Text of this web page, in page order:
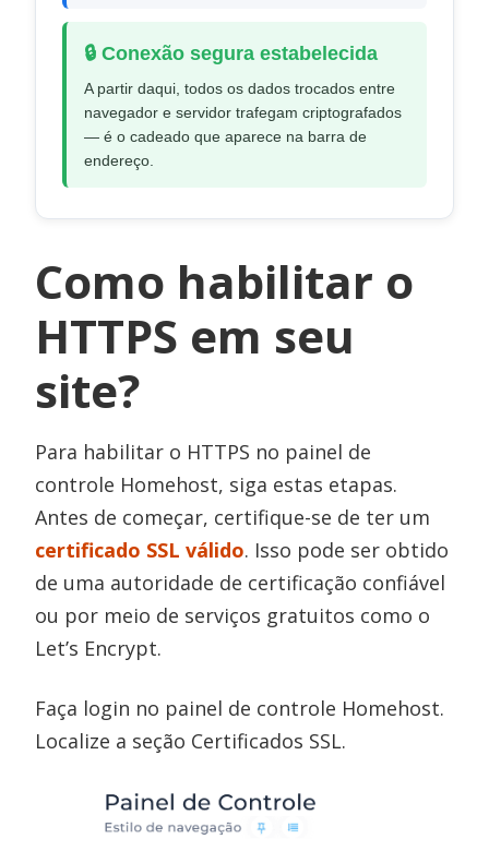
🔒 Conexão segura estabelecida
A partir daqui, todos os dados trocados entre
navegador e servidor trafegam criptografados
— é o cadeado que aparece na barra de
endereço.
Como habilitar o
HTTPS em seu
site?
Para habilitar o HTTPS no painel de
controle Homehost, siga estas etapas.
Antes de começar, certifique-se de ter um
certificado SSL válido. Isso pode ser obtido
de uma autoridade de certificação confiável
ou por meio de serviços gratuitos como o
Let’s Encrypt.
Faça login no painel de controle Homehost.
Localize a seção Certificados SSL.